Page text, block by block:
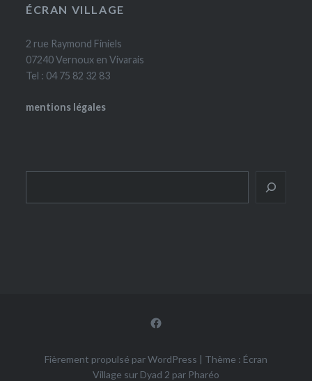
ÉCRAN VILLAGE
2 rue Raymond Finiels
07240 Vernoux en Vivarais
Tel : 04 75 82 32 83
mentions légales
Facebook
Fièrement propulsé par WordPress | Thème : Écran
Village sur Dyad 2 par Pharéo